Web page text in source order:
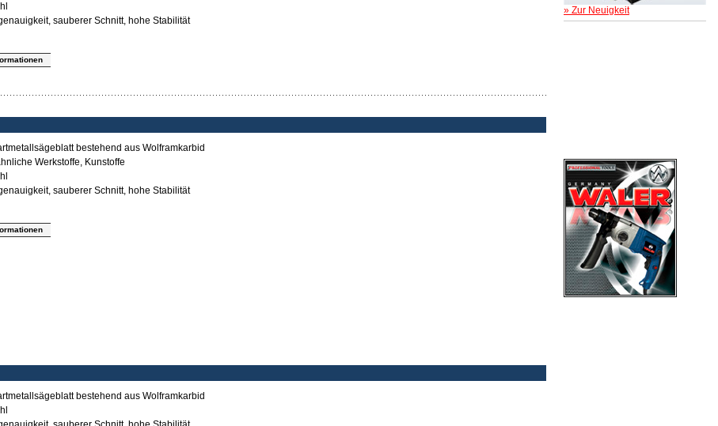
sauberer Schnitt, hohe Stabilität
bestehend aus Wolframkarbid
Werkstoffe, Kunstoffe
sauberer Schnitt, hohe Stabilität
bestehend aus Wolframkarbid
» Zur Neuigkeit